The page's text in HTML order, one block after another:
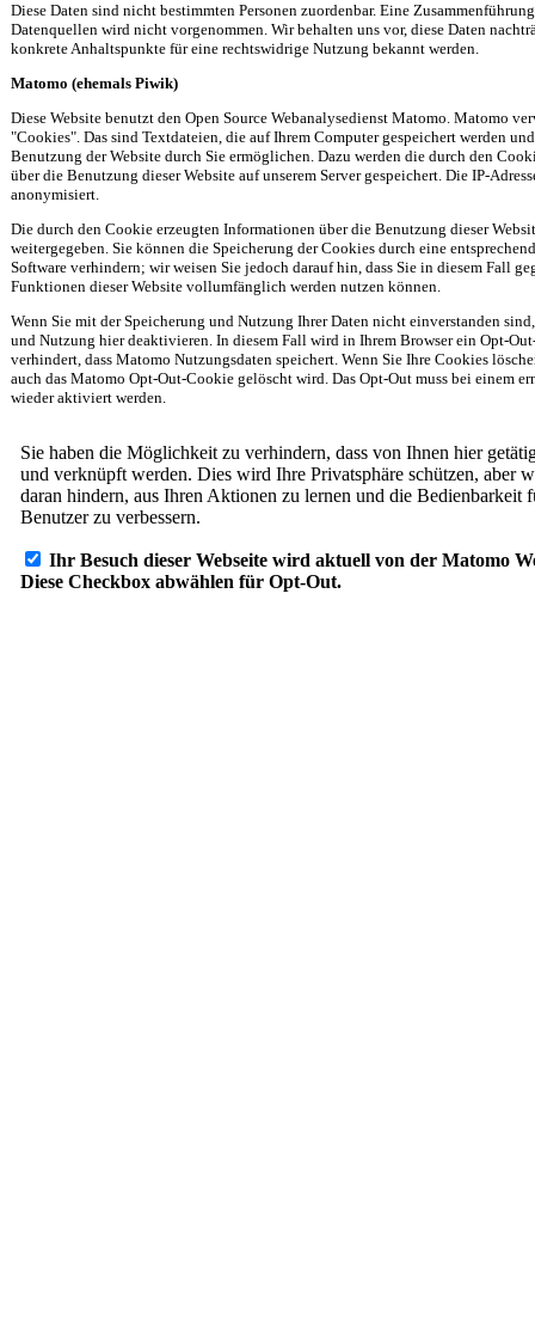
Diese Daten sind nicht bestimmten Personen zuordenbar. Eine
Datenquellen wird nicht vorgenommen. Wir behalten uns vor, diese Daten
konkrete Anhaltspunkte für eine rechtswidrige Nutzung bekannt werden.
Matomo (ehemals Piwik)
Diese Website benutzt den Open Source Webanalysedienst Matomo. Matomo
"Cookies". Das sind Textdateien, die auf Ihrem Computer gespeichert werden
Benutzung der Website durch Sie ermöglichen. Dazu werden die durch den
über die Benutzung dieser Website auf unserem Server gespeichert. Die IP-
anonymisiert.
Die durch den Cookie erzeugten Informationen über die Benutzung dieser
weitergegeben. Sie können die Speicherung der Cookies durch eine
Software verhindern; wir weisen Sie jedoch darauf hin, dass Sie in diesem Fall
Funktionen dieser Website vollumfänglich werden nutzen können.
Wenn Sie mit der Speicherung und Nutzung Ihrer Daten nicht einverstanden
und Nutzung hier deaktivieren. In diesem Fall wird in Ihrem Browser ein Opt-
verhindert, dass Matomo Nutzungsdaten speichert. Wenn Sie Ihre Cookies
auch das Matomo Opt-Out-Cookie gelöscht wird. Das Opt-Out muss bei einem
wieder aktiviert werden.